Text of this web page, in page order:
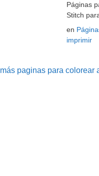
Páginas
Stitch
en
imprimir
más paginas para colorear